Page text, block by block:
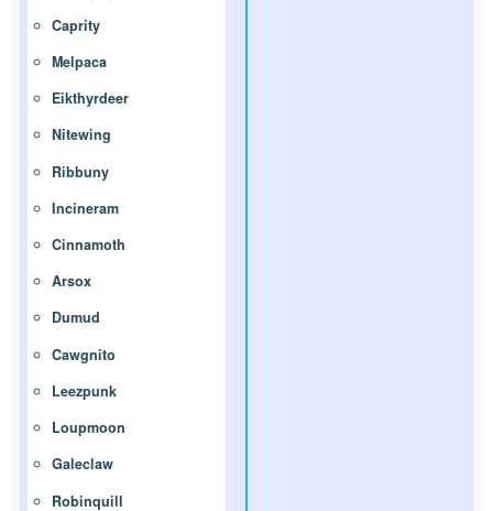
Caprity
Melpaca
Eikthyrdeer
Nitewing
Ribbuny
Incineram
Cinnamoth
Arsox
Dumud
Cawgnito
Leezpunk
Loupmoon
Galeclaw
Robinquill